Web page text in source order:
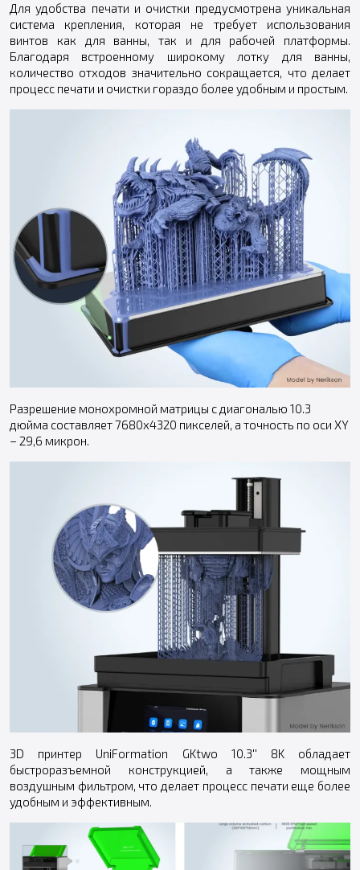
Для удобства печати и очистки предусмотрена уникальная
система крепления, которая не требует использования
винтов как для ванны, так и для рабочей платформы.
Благодаря встроенному широкому лотку для ванны,
количество отходов значительно сокращается, что делает
процесс печати и очистки гораздо более удобным и простым.
Разрешение монохромной матрицы с диагональю 10.3
дюйма составляет 7680x4320 пикселей, а точность по оси XY
– 29,6 микрон.
3D принтер UniFormation GKtwo 10.3'' 8K обладает
быстроразъемной конструкцией, а также мощным
воздушным фильтром, что делает процесс печати еще более
удобным и эффективным.